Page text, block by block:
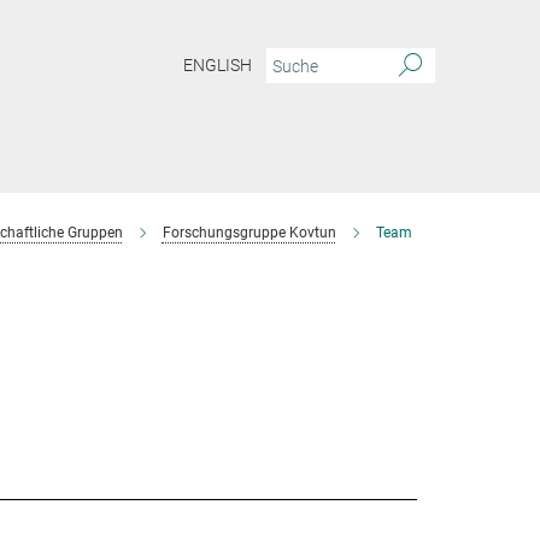
ENGLISH
Gruppen Forschungsgruppe Kovtun Team